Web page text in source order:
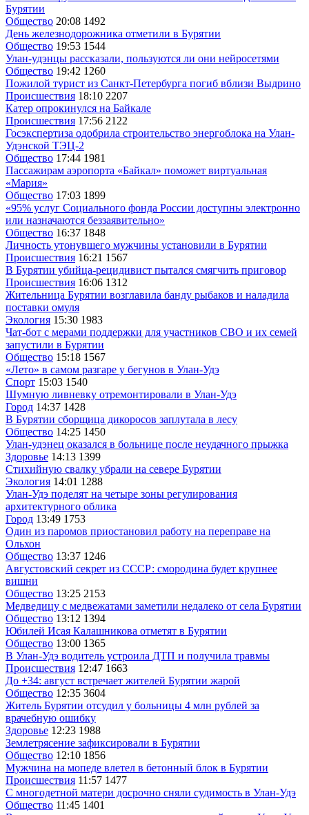
Бурятии
Общество 20:08 1492
День железнодорожника отметили в Бурятии
Общество 19:53 1544
Улан-удэнцы рассказали, пользуются ли они нейросетями
Общество 19:42 1260
Пожилой турист из Санкт-Петербурга погиб вблизи Выдрино
Происшествия 18:10 2207
Катер опрокинулся на Байкале
Происшествия 17:56 2122
Госэкспертиза одобрила строительство энергоблока на Улан-
Удэнской ТЭЦ-2
Общество 17:44 1981
Пассажирам аэропорта «Байкал» поможет виртуальная
«Мария»
Общество 17:03 1899
«95% услуг Социального фонда России доступны электронно
или назначаются беззаявительно»
Общество 16:37 1848
Личность утонувшего мужчины установили в Бурятии
Происшествия 16:21 1567
В Бурятии убийца-рецидивист пытался смягчить приговор
Происшествия 16:06 1312
Жительница Бурятии возглавила банду рыбаков и наладила
поставки омуля
Экология 15:30 1983
Чат-бот с мерами поддержки для участников СВО и их семей
запустили в Бурятии
Общество 15:18 1567
«Лето» в самом разгаре у бегунов в Улан-Удэ
Спорт 15:03 1540
Шумную ливневку отремонтировали в Улан-Удэ
Город 14:37 1428
В Бурятии сборщица дикоросов заплутала в лесу
Общество 14:25 1450
Улан-удэнец оказался в больнице после неудачного прыжка
Здоровье 14:13 1399
Стихийную свалку убрали на севере Бурятии
Экология 14:01 1288
Улан-Удэ поделят на четыре зоны регулирования
архитектурного облика
Город 13:49 1753
Один из паромов приостановил работу на переправе на
Ольхон
Общество 13:37 1246
Августовский секрет из СССР: смородина будет крупнее
вишни
Общество 13:25 2153
Медведицу с медвежатами заметили недалеко от села Бурятии
Общество 13:12 1394
Юбилей Исая Калашникова отметят в Бурятии
Общество 13:00 1365
В Улан-Удэ водитель устроила ДТП и получила травмы
Происшествия 12:47 1663
До +34: август встречает жителей Бурятии жарой
Общество 12:35 3604
Житель Бурятии отсудил у больницы 4 млн рублей за
врачебную ошибку
Здоровье 12:23 1988
Землетрясение зафиксировали в Бурятии
Общество 12:10 1856
Мужчина на мопеде влетел в бетонный блок в Бурятии
Происшествия 11:57 1477
С многодетной матери досрочно сняли судимость в Улан-Удэ
Общество 11:45 1401